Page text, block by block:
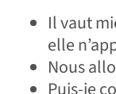
Il vaut
elle
Nous